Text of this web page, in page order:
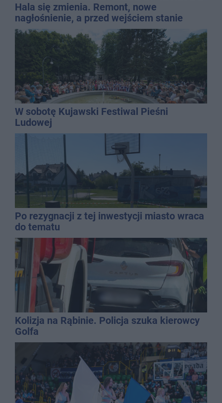
Hala się zmienia. Remont, nowe
nagłośnienie, a przed wejściem stanie
QEMETICA ARENA
W sobotę Kujawski Festiwal Pieśni
Ludowej
Po rezygnacji z tej inwestycji miasto wraca
do tematu
Kolizja na Rąbinie. Policja szuka kierowcy
Golfa